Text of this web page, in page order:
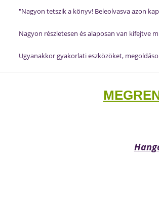
"Nagyon tetszik a könyv! Beleolvasva azon
Nagyon részletesen és alaposan van kifejtve
Ugyanakkor gyakorlati eszközöket,